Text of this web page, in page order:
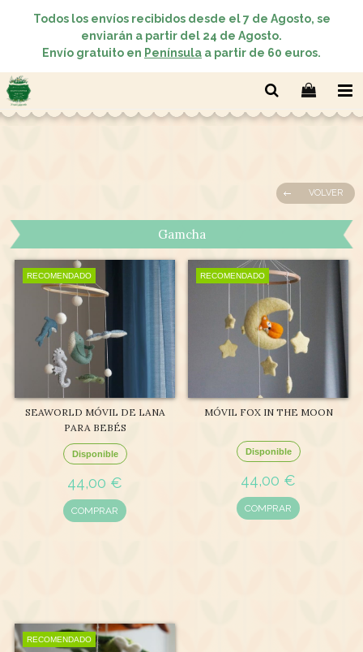
Todos los envíos recibidos desde el 7 de Agosto, se
enviarán a partir del 24 de Agosto.
Envío gratuito en Península a partir de 60 euros.
VOLVER
Gamcha
RECOMENDADO
SEAWORLD MÓVIL DE LANA
PARA BEBÉS
Disponible
44,00 €
COMPRAR
RECOMENDADO
MÓVIL FOX IN THE MOON
Disponible
44,00 €
COMPRAR
RECOMENDADO